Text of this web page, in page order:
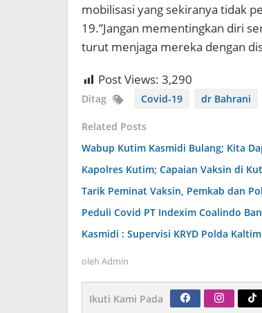
mobilisasi yang sekiranya tidak
19.”Jangan mementingkan diri
turut menjaga mereka dengan
Post Views: 3,290
Ditag Covid-19 dr Bahrani
Related Posts
Wabup Kutim Kasmidi Bulang; Kita
Kapolres Kutim; Capaian Vaksin di
Tarik Peminat Vaksin, Pemkab dan
Peduli Covid PT Indexim Coalindo
Kasmidi : Supervisi KRYD Polda
oleh Admin
Ikuti Kami Pada